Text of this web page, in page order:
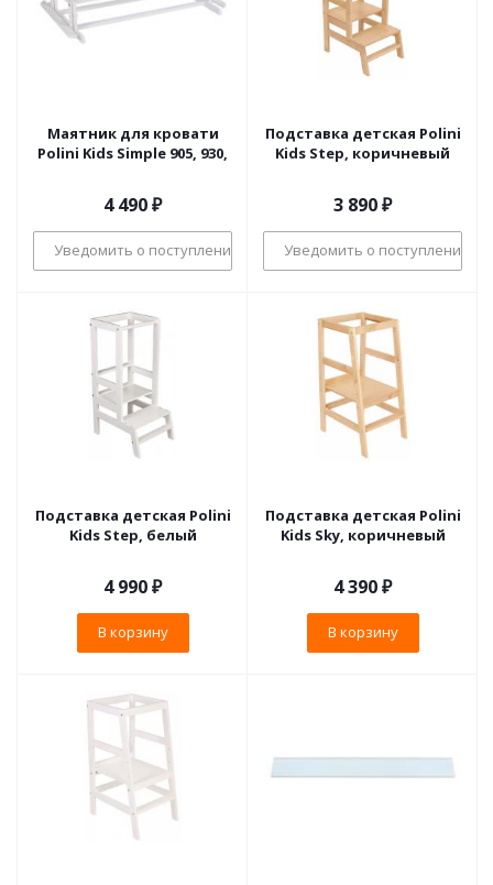
Маятник для кровати
Polini Kids Simple 905, 930,
4 490₽
Уведомить о поступлении
Подставка детская Polini
Kids Step, коричневый
3 890₽
Уведомить о поступлении
Подставка детская Polini
Kids Step, белый
4 990₽
В корзину
Подставка детская Polini
Kids Sky, коричневый
4 390₽
В корзину